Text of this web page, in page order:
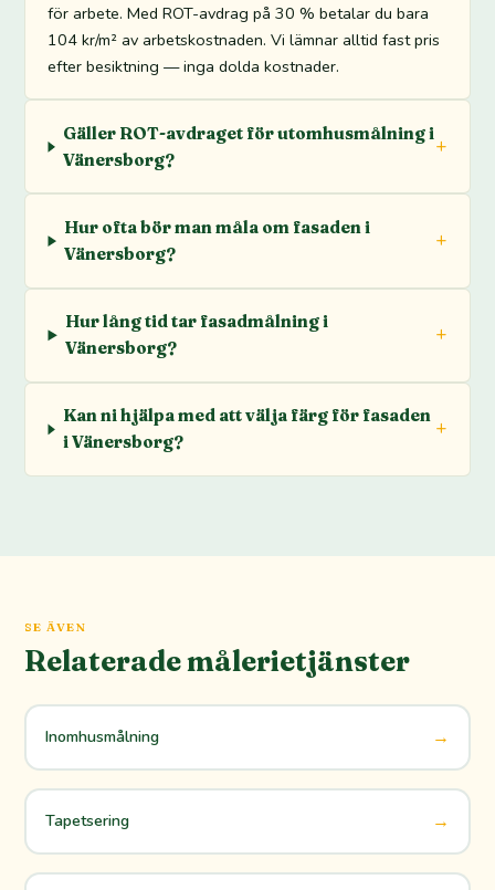
för arbete. Med ROT-avdrag på 30 % betalar du bara
104 kr/m² av arbetskostnaden. Vi lämnar alltid fast pris
efter besiktning — inga dolda kostnader.
Gäller ROT-avdraget för utomhusmålning i
Vänersborg?
Hur ofta bör man måla om fasaden i
Vänersborg?
Hur lång tid tar fasadmålning i
Vänersborg?
Kan ni hjälpa med att välja färg för fasaden
i Vänersborg?
SE ÄVEN
Relaterade målerietjänster
Inomhusmålning →
Tapetsering →